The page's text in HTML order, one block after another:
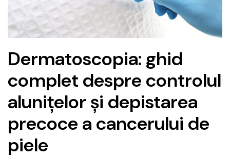
Dermatoscopia: ghid
complet despre controlul
alunițelor și depistarea
precoce a cancerului de
piele